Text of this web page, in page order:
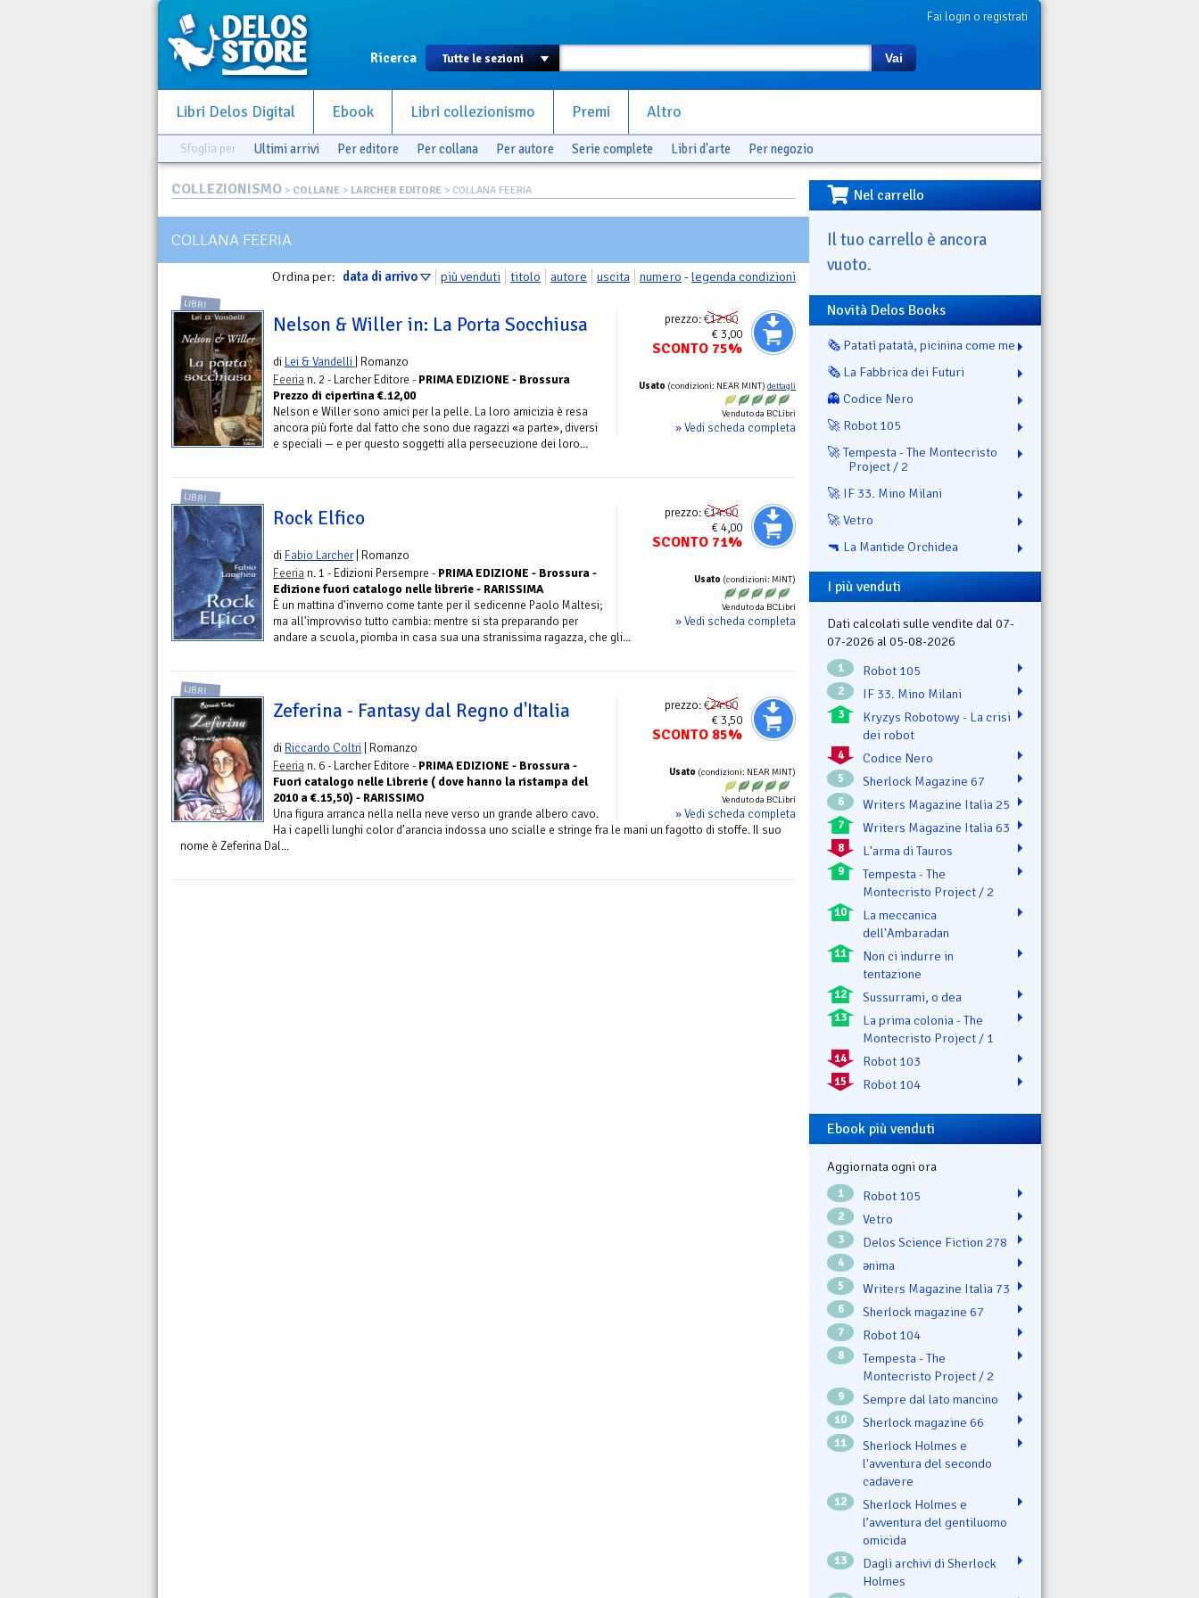
Fai login o registrati
Ricerca Vai
Libri Delos Digital Ebook Libri collezionismo Premi Altro
Sfoglia per Ultimi arrivi Per editore Per collana Per autore Serie complete Libri d'arte Per negozio
COLLEZIONISMO > COLLANE > LARCHER EDITORE > COLLANA FEERIA
COLLANA FEERIA
Ordina per: data di arrivo più venduti titolo autore uscita numero -legenda condizioni
prezzo:€12.00
€ 3,00
SCONTO 75%
Usato (condizioni: NEAR MINT) dettagli
Venduto da BCLibri
» Vedi scheda completa
LIBRI
Nelson & Willer in: La Porta Socchiusa
di Lei & Vandelli | Romanzo
Feeria n. 2 - Larcher Editore - PRIMA EDIZIONE - Brossura
Prezzo di cipertina €.12,00
Nelson e Willer sono amici per la pelle. La loro amicizia è resa
ancora più forte dal fatto che sono due ragazzi «a parte», diversi
e speciali — e per questo soggetti alla persecuzione dei loro...
prezzo:€14.00
€ 4,00
SCONTO 71%
Usato (condizioni: MINT)
Venduto da BCLibri
» Vedi scheda completa
LIBRI
Rock Elfico
di Fabio Larcher| Romanzo
Feeria n. 1 - Edizioni Persempre - PRIMA EDIZIONE - Brossura -
Edizione fuori catalogo nelle librerie - RARISSIMA
È un mattina d'inverno come tante per il sedicenne Paolo Maltesi;
ma all'improvviso tutto cambia: mentre si sta preparando per
andare a scuola, piomba in casa sua una stranissima ragazza, che gli...
prezzo:€24.00
€ 3,50
SCONTO 85%
Usato (condizioni: NEAR MINT)
Venduto da BCLibri
» Vedi scheda completa
LIBRI
Zeferina - Fantasy dal Regno d'Italia
di Riccardo Coltri | Romanzo
Feeria n. 6 - Larcher Editore - PRIMA EDIZIONE - Brossura -
Fuori catalogo nelle Librerie ( dove hanno la ristampa del
2010 a €.15,50) - RARISSIMO
Una figura arranca nella nella neve verso un grande albero cavo.
Ha i capelli lunghi color d’arancia indossa uno scialle e stringe fra le mani un fagotto di stoffe. Il suo
nome è Zeferina Dal...
Nel carrello
Il tuo carrello è ancora
vuoto.
Novità Delos Books
🗞️ Patatì patatà, picinina come me
🗞️ La Fabbrica dei Futuri
👻 Codice Nero
🚀 Robot 105
🚀 Tempesta - The Montecristo
Project / 2
🚀 IF 33. Mino Milani
🚀 Vetro
🔫 La Mantide Orchidea
I più venduti
Dati calcolati sulle vendite dal 07-
07-2026 al 05-08-2026
1 Robot 105
2 IF 33. Mino Milani
3
Kryzys Robotowy - La crisi
dei robot
4 Codice Nero
5 Sherlock Magazine 67
6 Writers Magazine Italia 25
7 Writers Magazine Italia 63
8 L'arma di Tauros
9
Tempesta - The
Montecristo Project / 2
10
La meccanica
dell'Ambaradan
11
Non ci indurre in
tentazione
12 Sussurrami, o dea
13
La prima colonia - The
Montecristo Project / 1
14 Robot 103
15 Robot 104
Ebook più venduti
Aggiornata ogni ora
1 Robot 105
2 Vetro
3 Delos Science Fiction 278
4 ənima
5 Writers Magazine Italia 73
6 Sherlock magazine 67
7 Robot 104
8
Tempesta - The
Montecristo Project / 2
9 Sempre dal lato mancino
10 Sherlock magazine 66
11
Sherlock Holmes e
l'avventura del secondo
cadavere
12
Sherlock Holmes e
l’avventura del gentiluomo
omicida
13
Dagli archivi di Sherlock
Holmes